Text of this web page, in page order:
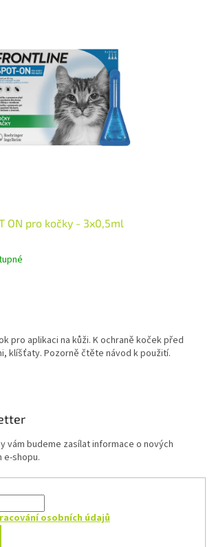
ON pro kočky - 3x0,5ml
pro aplikaci na kůži. K ochraně koček před
klíšťaty. Pozorně čtěte návod k použití.
vám budeme zasílat informace o nových
e-shopu.
osobních údajů